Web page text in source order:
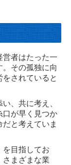
営者はたった一
。その孤独に向
されていると
、共に考え、
口が早く見つか
と考えていま
を目指してお
さまざまな業